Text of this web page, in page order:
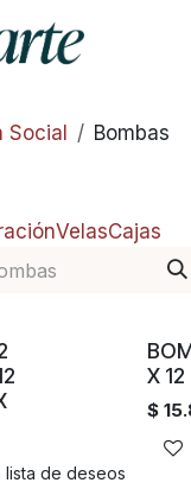
Social Bombas
VelasCajas
lista de deseos
X 12
$